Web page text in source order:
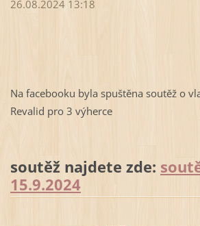
26.08.2024 13:18
Na facebooku byla spuštěna soutěž o
Revalid pro 3 výherce
soutěž najdete zde:
15.9.2024